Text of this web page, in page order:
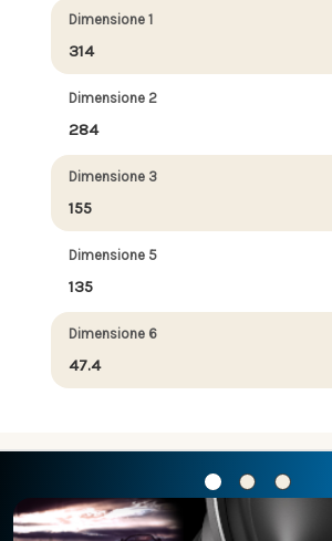
Dimensione 1
314
Dimensione 2
284
Dimensione 3
155
Dimensione 5
135
Dimensione 6
47.4